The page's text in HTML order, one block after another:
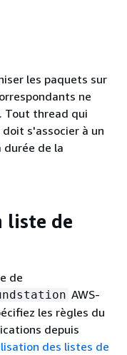
les paquets sur
ne
Tout thread qui
doit s'associer à un
de la
liste de
de
AWS-
les règles du
depuis
des listes de